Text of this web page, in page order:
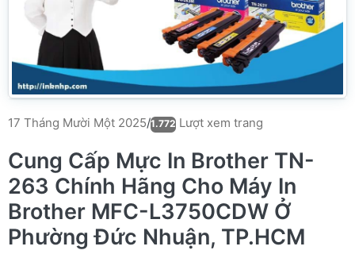
17 Tháng Mười Một 2025/1.772 Lượt xem trang
Cung Cấp Mực In Brother TN-
263 Chính Hãng Cho Máy In
Brother MFC-L3750CDW Ở
Phường Đức Nhuận, TP.HCM